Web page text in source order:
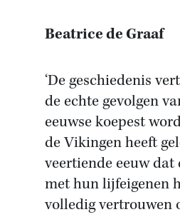
Beatrice de Graaf
‘De geschiedenis
de echte gevolgen
eeuwse koepest
de Vikingen heeft
veertiende eeuw dat
met hun lijfeigenen
volledig vertrouwen